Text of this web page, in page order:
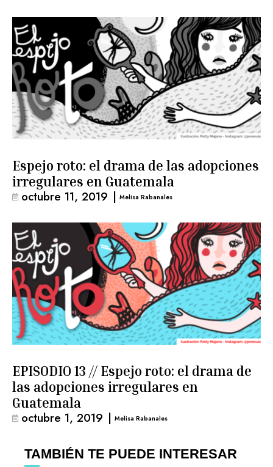
Espejo roto: el drama de las adopciones
irregulares en Guatemala
octubre 11, 2019 | Melisa Rabanales
EPISODIO 13 // Espejo roto: el drama de
las adopciones irregulares en
Guatemala
octubre 1, 2019 | Melisa Rabanales
TAMBIÉN TE PUEDE INTERESAR